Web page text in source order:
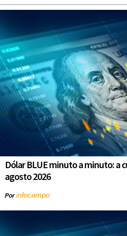
Dólar BLUE minuto a minuto: a
agosto 2026
Porinfocampo